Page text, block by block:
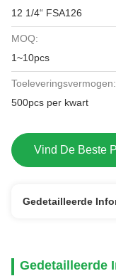
12 1/4“ FSA126
MOQ:
1~10pcs
Toeleveringsvermogen:
500pcs per kwart
Vind De Beste
Gedetailleerde
Gedetailleerde